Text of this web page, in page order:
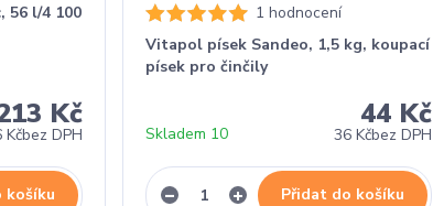
56 l/4 100
Kč
Kčbez DPH
košíku
1 hodnocení
Vitapol písek Sandeo, 1,5 kg, koupací
písek pro činčily
44 Kč
36 Kčbez DPH
Skladem 10
Přidat do košíku